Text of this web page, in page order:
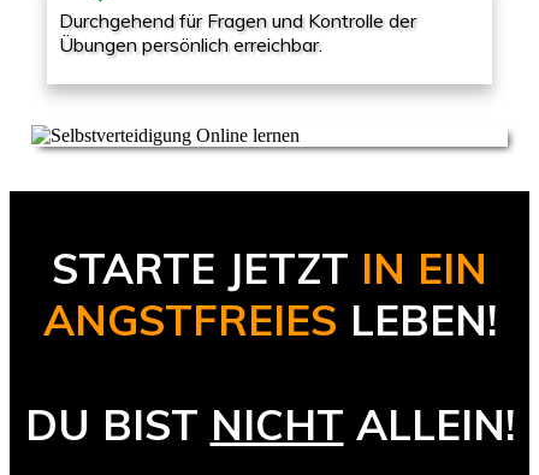
Durchgehend für Fragen und Kontrolle der
Übungen persönlich erreichbar.
STARTE JETZT IN EIN
ANGSTFREIES LEBEN!
DU BIST NICHT ALLEIN!